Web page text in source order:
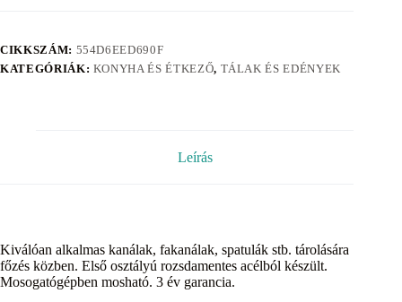
CIKKSZÁM: 554D6EED690F
KATEGÓRIÁK: KONYHA ÉS ÉTKEZŐ, TÁLAK ÉS EDÉNYEK
Leírás
Kiválóan alkalmas kanálak, fakanálak, spatulák stb. tárolására
főzés közben. Első osztályú rozsdamentes acélból készült.
Mosogatógépben mosható. 3 év garancia.